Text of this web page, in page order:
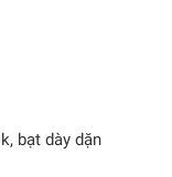
bạt dày dặn